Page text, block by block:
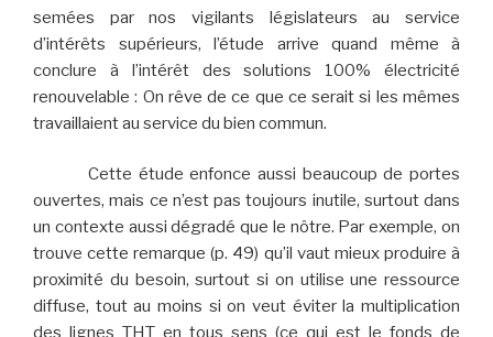
semées par nos vigilants législateurs au service
d’intérêts supérieurs, l’étude arrive quand même à
conclure à l’intérêt des solutions 100% électricité
renouvelable : On rêve de ce que ce serait si les mêmes
travaillaient au service du bien commun.
Cette étude enfonce aussi beaucoup de portes
ouvertes, mais ce n’est pas toujours inutile, surtout dans
un contexte aussi dégradé que le nôtre. Par exemple, on
trouve cette remarque (p. 49) qu’il vaut mieux produire à
proximité du besoin, surtout si on utilise une ressource
diffuse, tout au moins si on veut éviter la multiplication
des lignes THT en tous sens (ce qui est le fonds de